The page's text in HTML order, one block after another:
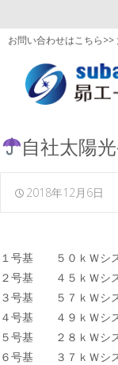
お問い合わせはこちら
自社太陽
2018年12月6日
１号基 ５０ｋＷ
２号基 ４５ｋＷ
３号基 ５７ｋＷ
４号基 ４９ｋＷ
５号基 ２８ｋＷ
６号基 ３７ｋＷ